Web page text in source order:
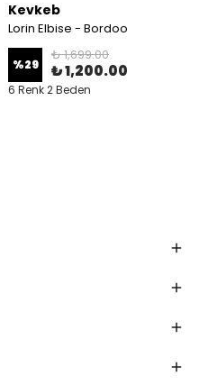
Kevkeb
Lorin Elbise - Bordoo
%29
₺ 1,699.00
₺ 1,200.00
6 Renk 2 Beden